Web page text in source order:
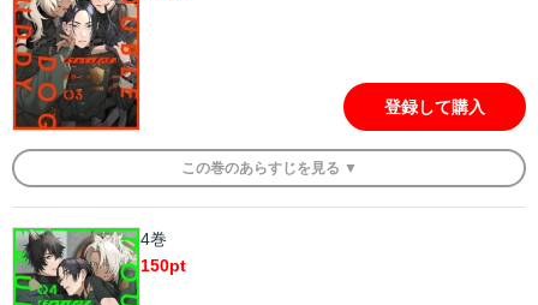
登録して購入
この巻のあらすじを 見る ▼
4巻
150pt